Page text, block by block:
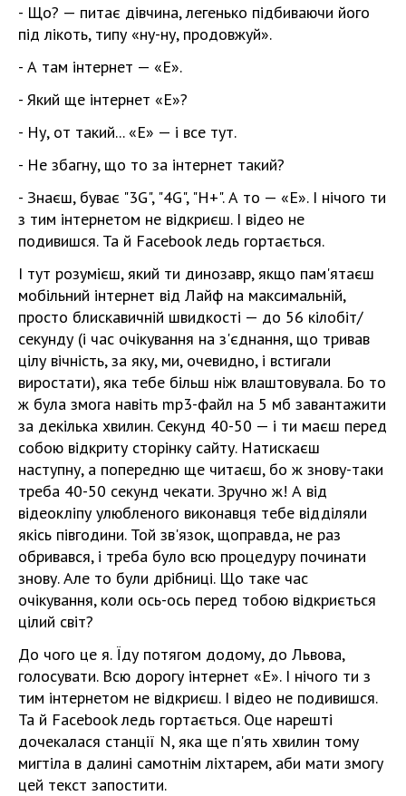
- Що? — питає дівчина, легенько підбиваючи його
під лікоть, типу «ну-ну, продовжуй».
- А там інтернет — «Е».
- Який ще інтернет «Е»?
- Ну, от такий... «Е» — і все тут.
- Не збагну, що то за інтернет такий?
- Знаєш, буває "3G", "4G", "H+". А то — «Е». І нічого ти
з тим інтернетом не відкриєш. І відео не
подивишся. Та й Facebook ледь гортається.
І тут розумієш, який ти динозавр, якщо пам'ятаєш
мобільний інтернет від Лайф на максимальній,
просто блискавичній швидкості — до 56 кілобіт/
секунду (і час очікування на з'єднання, що тривав
цілу вічність, за яку, ми, очевидно, і встигали
виростати), яка тебе більш ніж влаштовувала. Бо то
ж була змога навіть mp3-файл на 5 мб завантажити
за декілька хвилин. Секунд 40-50 — і ти маєш перед
собою відкриту сторінку сайту. Натискаєш
наступну, а попередню ще читаєш, бо ж знову-таки
треба 40-50 секунд чекати. Зручно ж! А від
відеокліпу улюбленого виконавця тебе відділяли
якісь півгодини. Той зв'язок, щоправда, не раз
обривався, і треба було всю процедуру починати
знову. Але то були дрібниці. Що таке час
очікування, коли ось-ось перед тобою відкриється
цілий світ?
До чого це я. Їду потягом додому, до Львова,
голосувати. Всю дорогу інтернет «Е». І нічого ти з
тим інтернетом не відкриєш. І відео не подивишся.
Та й Facebook ледь гортається. Оце нарешті
дочекалася станції N, яка ще п'ять хвилин тому
мигтіла в далині самотнім ліхтарем, аби мати змогу
цей текст запостити.